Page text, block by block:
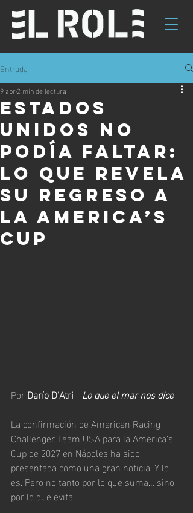
Entrada
Estados
Unidos no
podía faltar:
lo que revela
su regreso a
la America’s
Cup
9 abr2 min de lectura
Por Darío D'Atri - Lo que el mar nos dice -
La confirmación de American Racing
Challenger Team USA para la America’s
Cup de 2027 en Nápoles ha sido
presentada como una gran noticia. Y lo
es. Pero no tanto por lo que suma… sino
por lo que evita.